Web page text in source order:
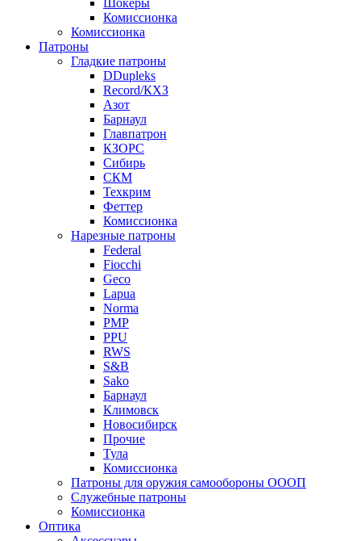
Комиссионка
Комиссионка
Патроны
Гладкие патроны
DDupleks
Record/КХЗ
Азот
Барнаул
Главпатрон
КЗОРС
Сибирь
СКМ
Техкрим
Феттер
Комиссионка
Нарезные патроны
Federal
Fiocchi
Geco
Lapua
Norma
PMP
PPU
RWS
S&B
Sako
Барнаул
Климовск
Новосибирск
Прочие
Тула
Комиссионка
Патроны для оружия самообороны ОООП
Служебные патроны
Комиссионка
Оптика